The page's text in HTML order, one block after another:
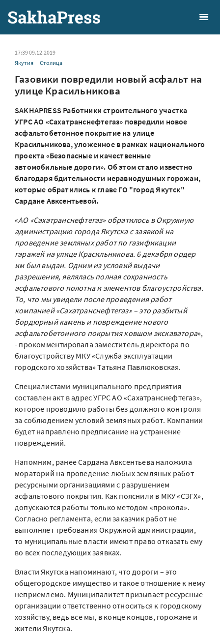
17:39 09.12.2019
Якутия
Столица
Газовики повредили новый асфальт на
улице Красильникова
SAKHAPRESS Работники строительного участка
УГРС АО «Сахатранснефтегаз» повредили новое
асфальтобетонное покрытие на улице
Красильникова, уложенное в рамках национального
проекта «Безопасные и качественные
автомобильные дороги». Об этом стало известно
благодаря бдительности неравнодушных горожан,
которые обратились к главе ГО "город Якутск"
Сардане Авксентьевой.
«АО «Сахатранснефтегаз» обратилось в Окружную
администрацию города Якутска с заявкой на
проведение земляных работ по газификации
гаражей на улице Красильникова. 6 декабря ордер
им был выдан. Одним из условий выдачи
разрешения, являлась полная сохранность
асфальтового полотна и элементов благоустройства.
То, что мы увидели после проведения работ
компанией «Сахатранснефтегаз» – это разбитый
бордюрный камень и повреждение нового
асфальтобетонного покрытия ковшом экскаватора»,
- прокомментировала заместитель директора по
благоустройству МКУ «Служба эксплуатации
городского хозяйства» Татьяна Павлюковская.
Специалистами муниципального предприятия
составлен акт в адрес УГРС АО «Сахатранснефтегаз»,
которое проводило работы без должного контроля
за соблюдением условий земляных работ. Компании
будет направлено предписание на устранение
повреждений.
Напомним, ранее Сардана Авксентьева наложила
мораторий на проведение любых земляных работ
ресурсными организациями с разрушением
асфальтового покрытия. Как пояснили в МКУ «СЭГХ»,
допускаются работы только методом «прокола».
Согласно регламента, если заказчик работ не
выполняет требования Окружной администрации,
то муниципальные власти имеют право отказать ему
во всех последующих заявках.
Власти Якутска напоминают, что дороги – это
общегородское имущество и такое отношение к нему
неприемлемо. Муниципалитет призывает ресурсные
организации ответственно относиться к городскому
хозяйству, ведь все мы, в конце концов, горожане и
жители Якутска.